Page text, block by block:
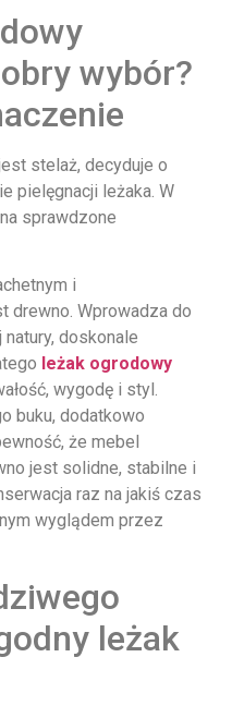
wybór?
stelaż, decyduje o
pielęgnacji leżaka. W
sprawdzone
i
drewno. Wprowadza do
doskonale
leżak ogrodowy
wygodę i styl.
buku, dodatkowo
że mebel
jest solidne, stabilne i
raz na jakiś czas
wyglądem przez
leżak